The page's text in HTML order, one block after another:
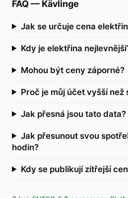
FAQ — Kävlinge
Jak se určuje cena
Kdy je elektřina
Mohou být ceny záporné?
Proč je můj účet vyšší než
Jak přesná jsou tato data?
Jak přesunout svou
hodin?
Kdy se publikují zítřejší